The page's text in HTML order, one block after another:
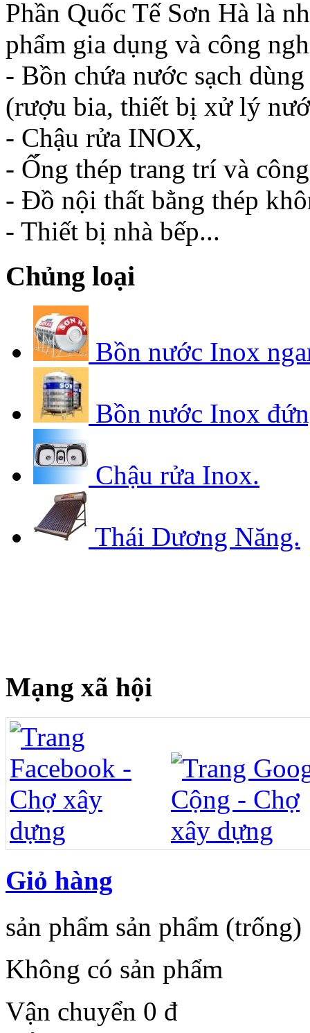
Phần Quốc Tế Sơn Hà là
phẩm gia dụng và công
- Bồn chứa nước sạch
(rượu bia, thiết bị xử lý
- Chậu rửa INOX,
- Ố́ng thép trang trí và
- Đồ nội thất bằng thép
- Thiết bị nhà bếp...
Chủng loại
Bồn nước Inox
Bồn nước Inox
Chậu rửa Inox.
Thái Dương Năng.
Mạng xã hội
Giỏ hàng
sản phẩm sản phẩm (trống)
Không có sản phẩm
Vận chuyển 0 đ